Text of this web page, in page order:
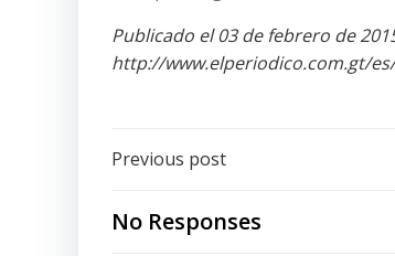
Publicado el 03 de febrero de
http://www.elperiodico.com.gt/
Post
navigation
Previous post
No Responses